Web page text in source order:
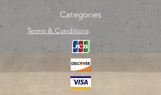
Categories
Terms & Conditions